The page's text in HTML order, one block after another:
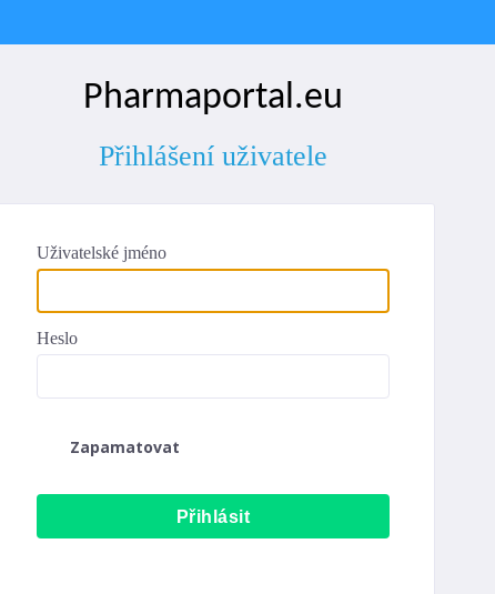
Pharmaportal.eu
Přihlášení uživatele
Uživatelské jméno
Heslo
Zapamatovat